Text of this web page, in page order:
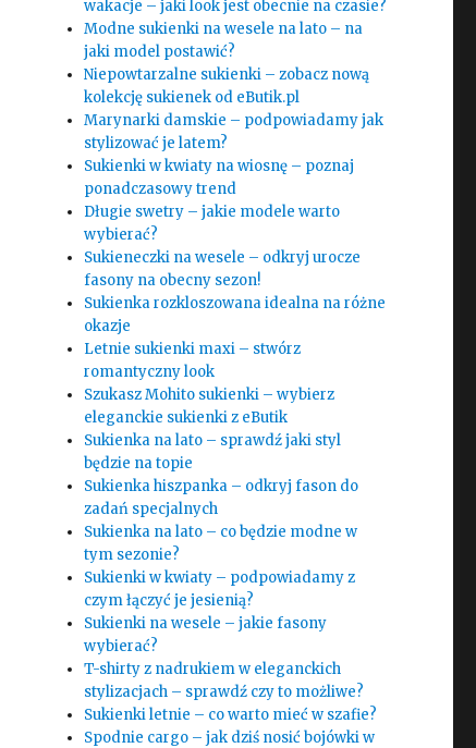
wakacje – jaki look jest obecnie na czasie?
Modne sukienki na wesele na lato – na
jaki model postawić?
Niepowtarzalne sukienki – zobacz nową
kolekcję sukienek od eButik.pl
Marynarki damskie – podpowiadamy jak
stylizować je latem?
Sukienki w kwiaty na wiosnę – poznaj
ponadczasowy trend
Długie swetry – jakie modele warto
wybierać?
Sukieneczki na wesele – odkryj urocze
fasony na obecny sezon!
Sukienka rozkloszowana idealna na różne
okazje
Letnie sukienki maxi – stwórz
romantyczny look
Szukasz Mohito sukienki – wybierz
eleganckie sukienki z eButik
Sukienka na lato – sprawdź jaki styl
będzie na topie
Sukienka hiszpanka – odkryj fason do
zadań specjalnych
Sukienka na lato – co będzie modne w
tym sezonie?
Sukienki w kwiaty – podpowiadamy z
czym łączyć je jesienią?
Sukienki na wesele – jakie fasony
wybierać?
T-shirty z nadrukiem w eleganckich
stylizacjach – sprawdź czy to możliwe?
Sukienki letnie – co warto mieć w szafie?
Spodnie cargo – jak dziś nosić bojówki w